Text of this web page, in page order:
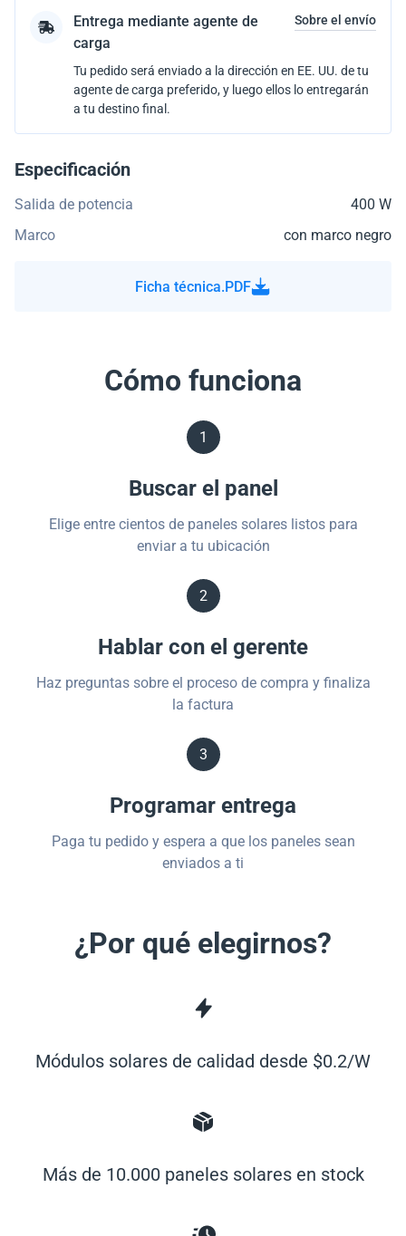
Entrega mediante agente de
carga
Sobre el envío
Tu pedido será enviado a la dirección en EE. UU. de tu
agente de carga preferido, y luego ellos lo entregarán
a tu destino final.
Especificación
Salida de potencia
400 W
Marco
con marco negro
Ficha técnica.PDF
Cómo funciona
1
Buscar el panel
Elige entre cientos de paneles solares listos para
enviar a tu ubicación
2
Hablar con el gerente
Haz preguntas sobre el proceso de compra y finaliza
la factura
3
Programar entrega
Paga tu pedido y espera a que los paneles sean
enviados a ti
¿Por qué elegirnos?
Módulos solares de calidad desde $0.2/W
Más de 10.000 paneles solares en stock